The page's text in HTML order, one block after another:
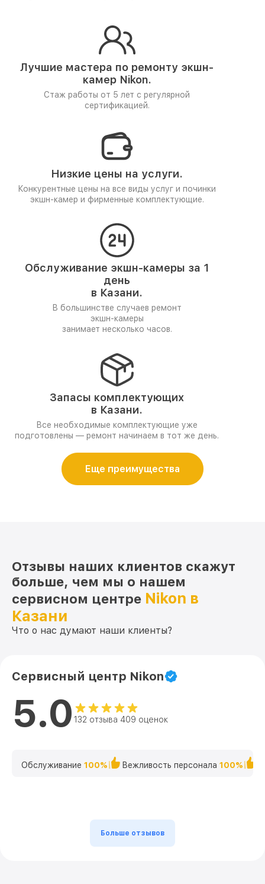
Лучшие мастера по ремонту экшн-
камер Nikon.
Стаж работы от 5 лет с регулярной
сертификацией.
Низкие цены на услуги.
Конкурентные цены на все виды услуг и починки
экшн-камер и фирменные комплектующие.
Обслуживание экшн-камеры за 1
день
в Казани.
В большинстве случаев ремонт
экшн-камеры
занимает несколько часов.
Запасы комплектующих
в Казани.
Все необходимые комплектующие уже
подготовлены — ремонт начинаем в тот же день.
Еще преимущества
Отзывы наших клиентов скажут
больше, чем мы о нашем
сервисном центре Nikon в
Казани
Что о нас думают наши клиенты?
Сервисный центр Nikon
5.0 132 отзыва 409 оценок
Обслуживание 100% Вежливость персонала 100%
Больше отзывов